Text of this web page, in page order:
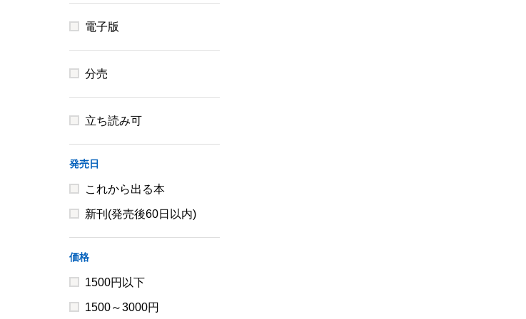
電子版
分売
立ち読み可
発売日
これから出る本
新刊(発売後60日以内)
価格
1500円以下
1500～3000円